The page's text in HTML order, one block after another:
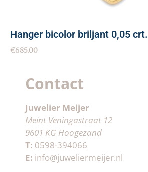
Hanger bicolor briljant 0,05 crt.
€685.00
Contact
Juwelier Meijer
Meint Veningastraat 12
9601 KG Hoogezand
T: 0598-394066
E: info@juweliermeijer.nl